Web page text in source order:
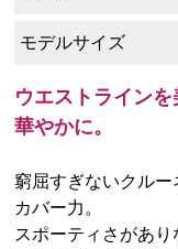
モデルサイズ
ウエストライン
華やかに。
窮屈すぎないクル
カバー力。
スポーティさがあ